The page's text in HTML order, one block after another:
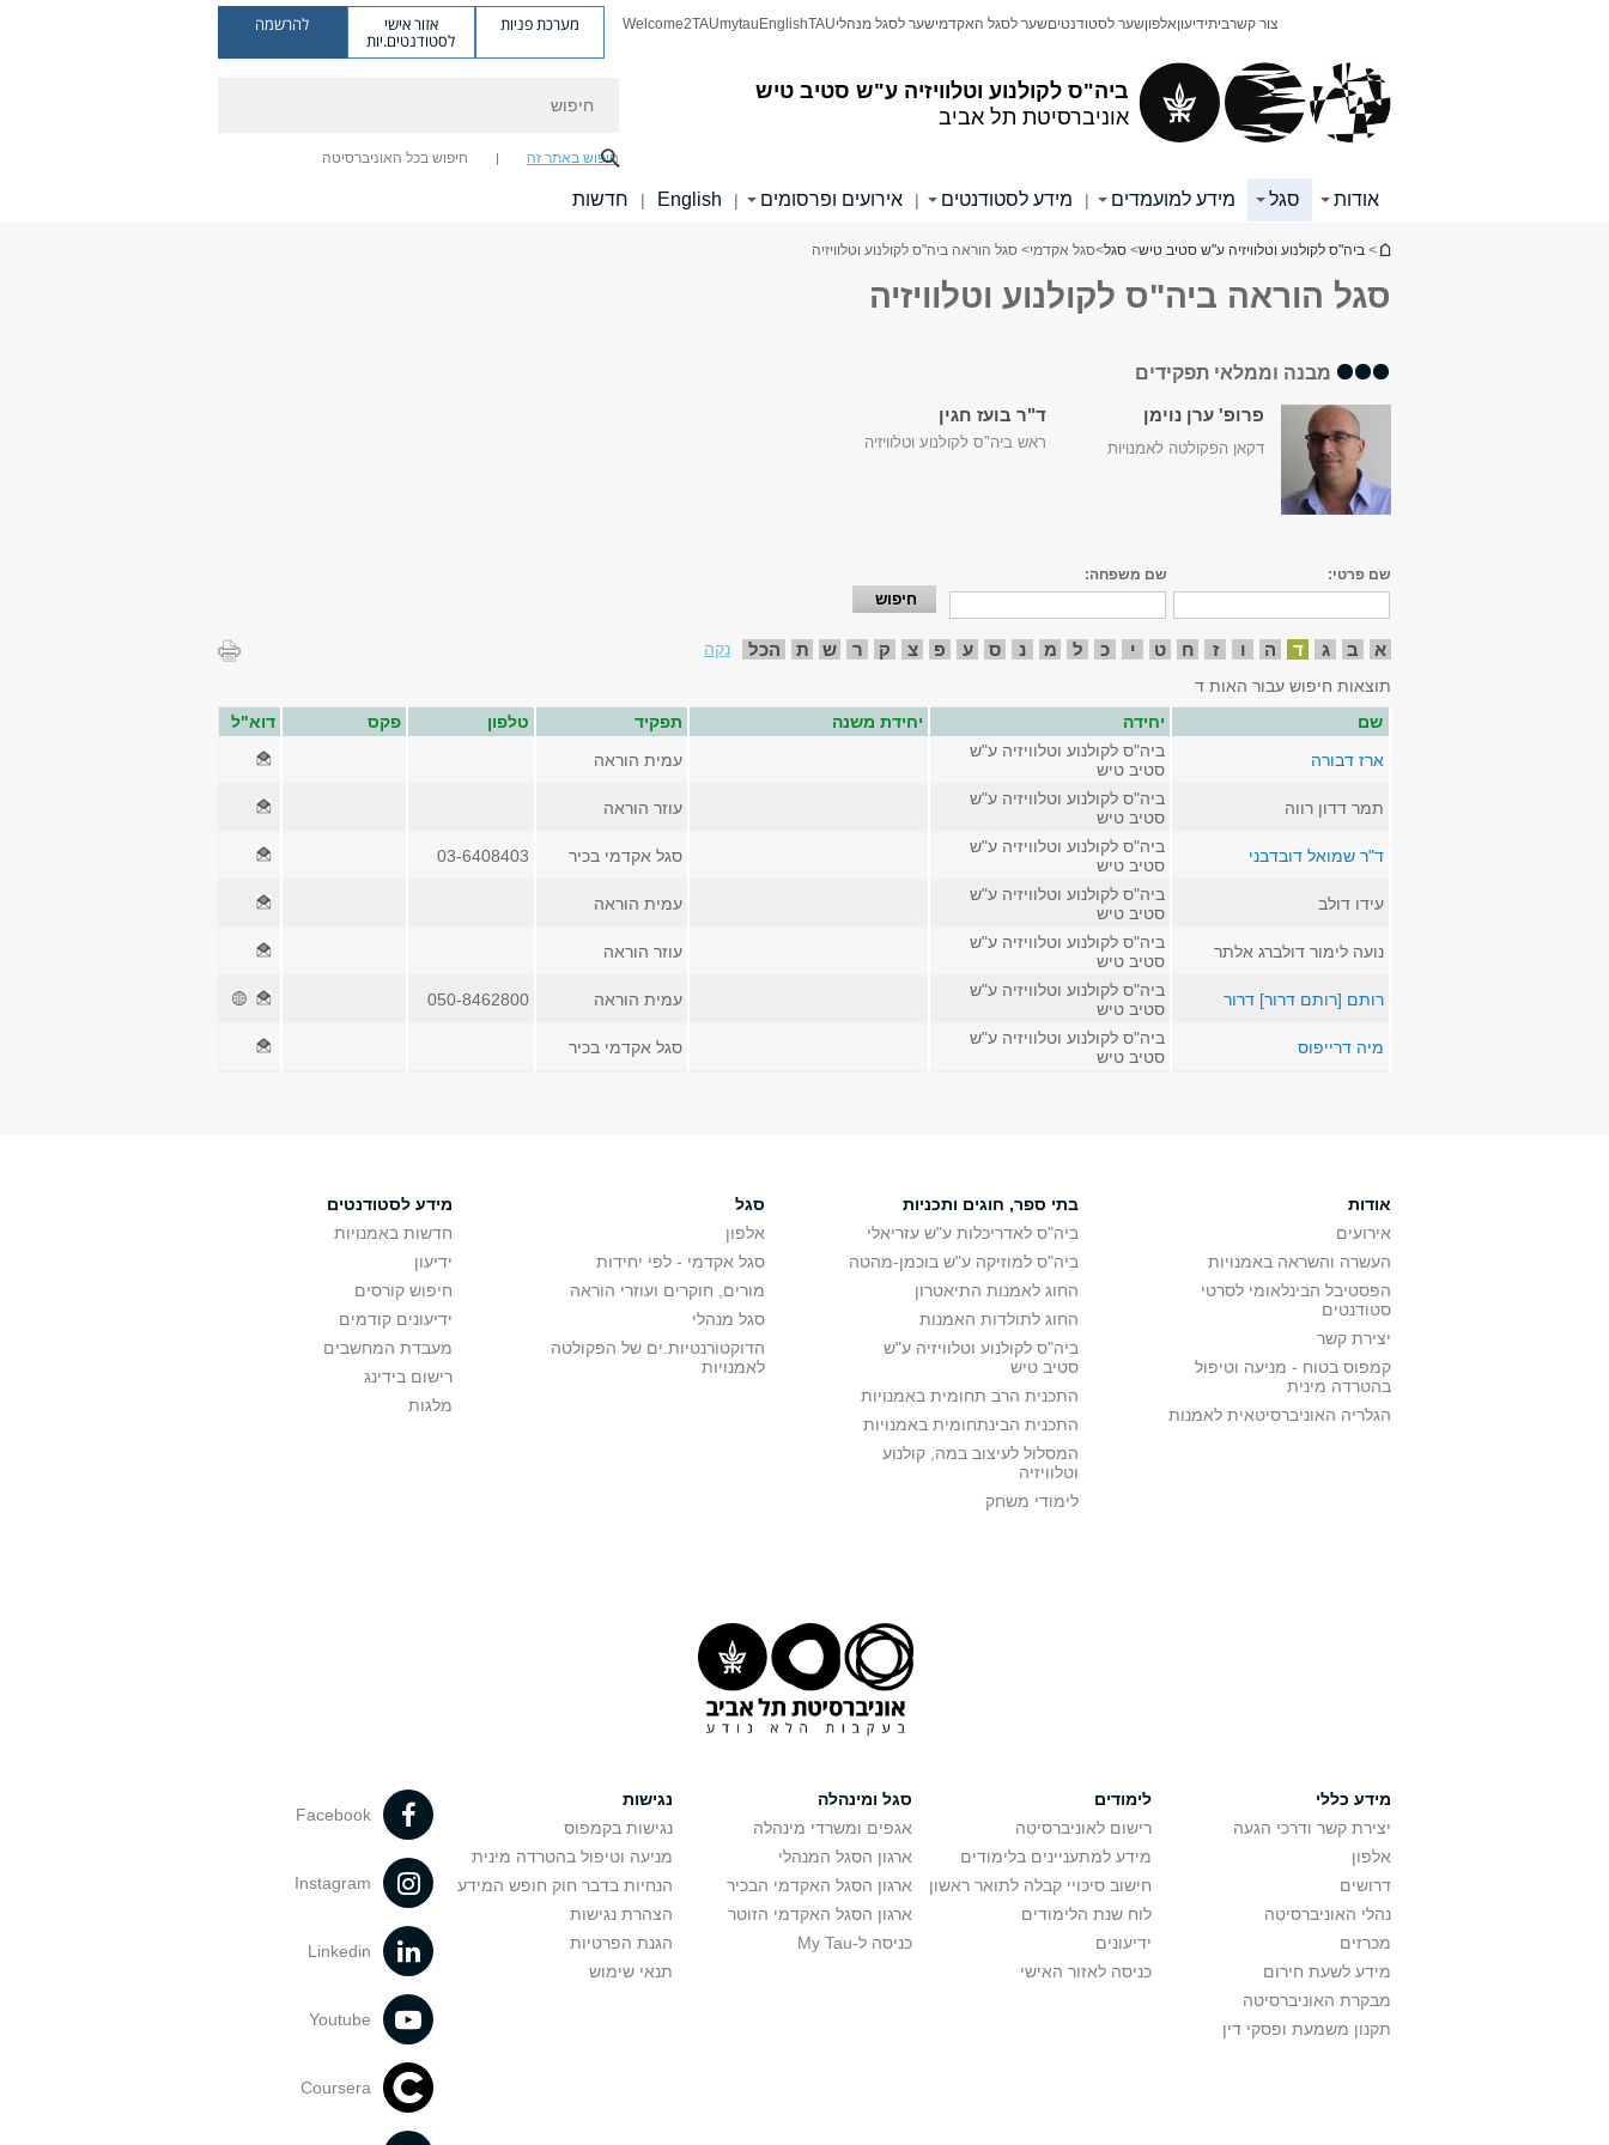
ביה"ס לקולנוע וטלוויזיה ע"ש סטיב טיש
אוניברסיטת תל אביב
צור קשרביתידיעוןאלפוןשער לסטודנטיםשער לסגל האקדמישער לסגל מנהליTAU
English
mytau
Welcome2TAU מערכת פניות אזור אישי
לסטודנטים.יות
להרשמה
חיפוש באתר זה חיפוש בכל האוניברסיטה
אודות סגל מידע למועמדים | מידע לסטודנטים | אירועים ופרסומים |
English
| חדשות
הינך נמצא כאן
> ביה"ס לקולנוע וטלוויזיה ע"ש סטיב טיש> סגל>סגל אקדמי> סגל הוראה ביה"ס לקולנוע וטלוויזיה
סגל הוראה ביה"ס לקולנוע וטלוויזיה
מבנה וממלאי תפקידים
פרופ' ערן נוימן
דקאן הפקולטה לאמנויות
ד"ר בועז חגין
ראש ביה"ס לקולנוע וטלוויזיה
שם פרטי: שם משפחה:
א ב ג ד ה ו ז ח ט י כ ל מ נ ס ע פ צ ק ר ש ת הכל
נקה
תוצאות חיפוש עבור האות ד
שם
יחידה יחידת משנה תפקיד טלפון פקס
דוא"ל
ארז דבורה
ביה"ס לקולנוע וטלוויזיה ע"ש
סטיב טיש
עמית הוראה
תמר דדון רווה
ביה"ס לקולנוע וטלוויזיה ע"ש
סטיב טיש
עוזר הוראה
ד"ר שמואל דובדבני
ביה"ס לקולנוע וטלוויזיה ע"ש
סטיב טיש
סגל אקדמי בכיר 03-6408403
עידו דולב
ביה"ס לקולנוע וטלוויזיה ע"ש
סטיב טיש
עמית הוראה
נועה לימור דולברג אלתר
ביה"ס לקולנוע וטלוויזיה ע"ש
סטיב טיש
עוזר הוראה
רותם [רותם דרור] דרור
ביה"ס לקולנוע וטלוויזיה ע"ש
סטיב טיש
עמית הוראה 050-8462800
מיה דרייפוס
ביה"ס לקולנוע וטלוויזיה ע"ש
סטיב טיש
סגל אקדמי בכיר
אודות
אירועים
העשרה והשראה באמנויות
הפסטיבל הבינלאומי לסרטי
סטודנטים
יצירת קשר
קמפוס בטוח - מניעה וטיפול
בהטרדה מינית
הגלריה האוניברסיטאית לאמנות
בתי ספר, חוגים ותכניות
ביה"ס לאדריכלות ע"ש עזריאלי
ביה"ס למוזיקה ע"ש בוכמן-מהטה
החוג לאמנות התיאטרון
החוג לתולדות האמנות
ביה"ס לקולנוע וטלוויזיה ע"ש
סטיב טיש
התכנית הרב תחומית באמנויות
התכנית הבינתחומית באמנויות
המסלול לעיצוב במה, קולנוע
וטלוויזיה
לימודי משחק
סגל
אלפון
סגל אקדמי - לפי יחידות
מורים, חוקרים ועוזרי הוראה
סגל מנהלי
הדוקטורנטיות.ים של הפקולטה
לאמנויות
מידע לסטודנטים
חדשות באמנויות
ידיעון
חיפוש קורסים
ידיעונים קודמים
מעבדת המחשבים
רישום בידינג
מלגות
מידע כללי
יצירת קשר ודרכי הגעה
אלפון
דרושים
נהלי האוניברסיטה
מכרזים
מידע לשעת חירום
מבקרת האוניברסיטה
תקנון משמעת ופסקי דין
לימודים
רישום לאוניברסיטה
מידע למתעניינים בלימודים
חישוב סיכויי קבלה לתואר ראשון
לוח שנת הלימודים
ידיעונים
כניסה לאזור האישי
סגל ומינהלה
אגפים ומשרדי מינהלה
ארגון הסגל המנהלי
ארגון הסגל האקדמי הבכיר
ארגון הסגל האקדמי הזוטר
כניסה ל-My Tau
נגישות
נגישות בקמפוס
מניעה וטיפול בהטרדה מינית
הנחיות בדבר חוק חופש המידע
הצהרת נגישות
הגנת הפרטיות
תנאי שימוש
Facebook
Instagram
Linkedin
Youtube
Coursera